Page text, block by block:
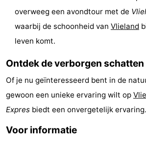
drinken
Zeehonden
Vuurtoren
Evenementen
Praktisch
Forum
overweeg een avondtour met de
waarbij de schoonheid van Vlieland
leven komt.
Ontdek de verborgen schatten
Of je nu geïnteresseerd bent in de
gewoon een unieke ervaring wilt op
Expres biedt een onvergetelijk ervaring.
Voor informatie